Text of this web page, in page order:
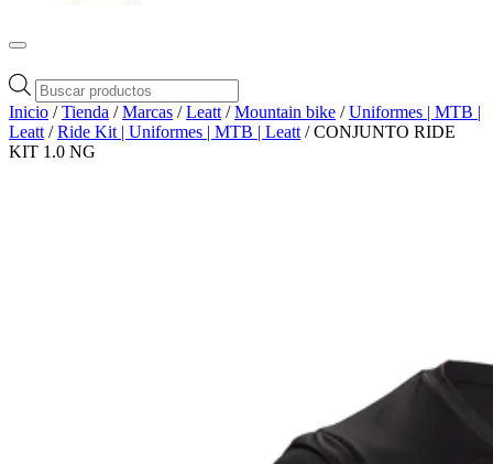
Búsqueda
de
productos
Inicio /Tienda /Marcas /Leatt /Mountain bike /Uniformes | MTB |
Leatt /Ride Kit | Uniformes | MTB | Leatt / CONJUNTO RIDE
KIT 1.0 NG